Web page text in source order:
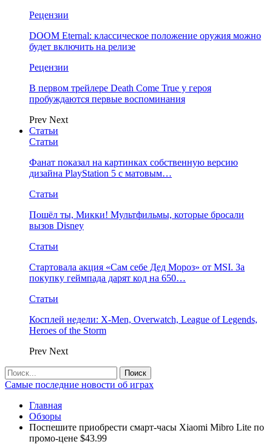
Рецензии
DOOM Eternal: классическое положение оружия можно
будет включить на релизе
Рецензии
В первом трейлере Death Come True у героя
пробуждаются первые воспоминания
Prev Next
Статьи
Статьи
Фанат показал на картинках собственную версию
дизайна PlayStation 5 с матовым…
Статьи
Пошёл ты, Микки! Мультфильмы, которые бросали
вызов Disney
Статьи
Стартовала акция «Сам себе Дед Мороз» от MSI. За
покупку геймпада дарят код на 650…
Статьи
Косплей недели: X-Men, Overwatch, League of Legends,
Heroes of the Storm
Prev Next
Самые последние новости об играх
Главная
Обзоры
Поспешите приобрести смарт-часы Xiaomi Mibro Lite по
промо-цене $43.99